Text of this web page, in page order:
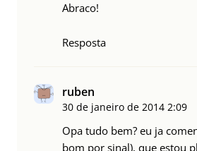
Abraco!
Resposta
ruben
30 de janeiro de 2014 2:09
Opa tudo bem? eu ja
bom por sinal), que estou